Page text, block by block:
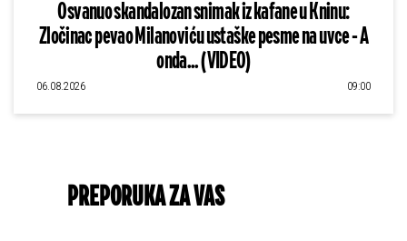
Osvanuo skandalozan snimak iz kafane u Kninu:
Zločinac pevao Milanoviću ustaške pesme na uvce - A
onda... (VIDEO)
06.08.2026 09:00
PREPORUKA ZA VAS